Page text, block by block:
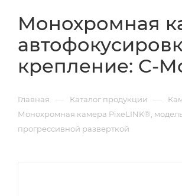
Монохромная
крепление: C-
Главная — Каталог продукции —
Монохромная камера PixeLINK®,
прогрессивной разверткой